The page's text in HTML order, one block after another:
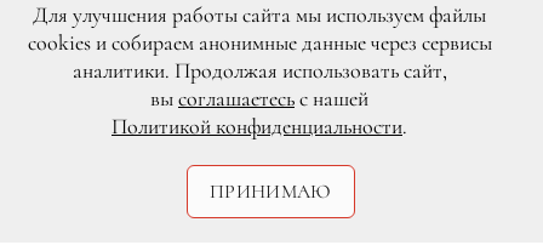
Для улучшения работы сайта мы используем файлы
cookies и собираем анонимные данные через сервисы
аналитики. Продолжая использовать сайт,
высоглашаетесьс нашей
Политикой конфиденциальности.
ПРИНИМАЮ